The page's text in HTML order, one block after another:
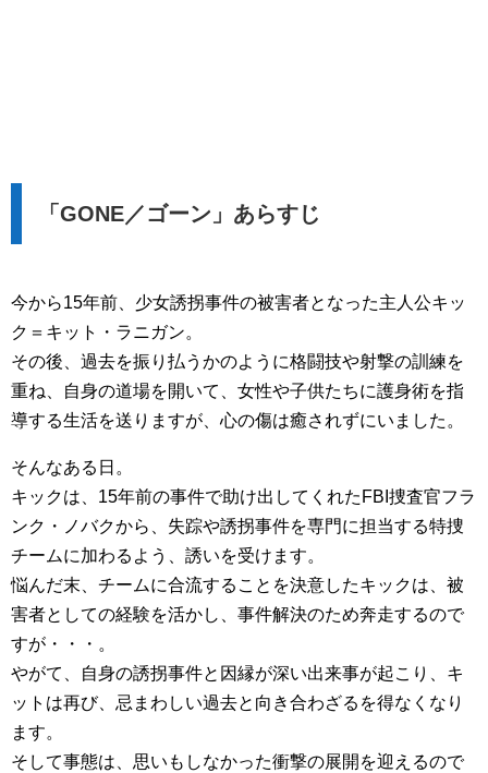
「GONE／ゴーン」あらすじ
今から15年前、少女誘拐事件の被害者となった主人公キッ
ク＝キット・ラニガン。
その後、過去を振り払うかのように格闘技や射撃の訓練を
重ね、自身の道場を開いて、女性や子供たちに護身術を指
導する生活を送りますが、心の傷は癒されずにいました。
そんなある日。
キックは、15年前の事件で助け出してくれたFBI捜査官フラ
ンク・ノバクから、失踪や誘拐事件を専門に担当する特捜
チームに加わるよう、誘いを受けます。
悩んだ末、チームに合流することを決意したキックは、被
害者としての経験を活かし、事件解決のため奔走するので
すが・・・。
やがて、自身の誘拐事件と因縁が深い出来事が起こり、キ
ットは再び、忌まわしい過去と向き合わざるを得なくなり
ます。
そして事態は、思いもしなかった衝撃の展開を迎えるので